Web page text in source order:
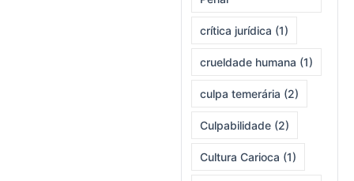
crítica jurídica (1)
crueldade humana (1)
culpa temerária (2)
Culpabilidade (2)
Cultura Carioca (1)